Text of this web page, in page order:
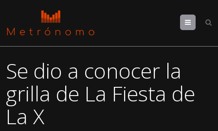
Menu
Se dio a conocer la
grilla de La Fiesta de
La X